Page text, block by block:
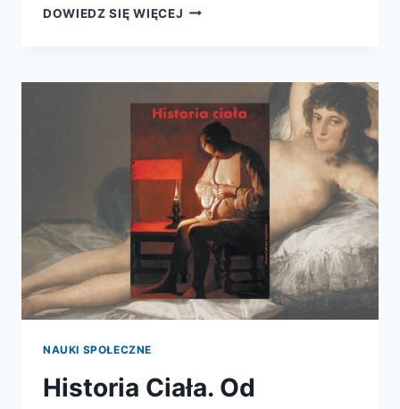
DOWIEDZ SIĘ WIĘCEJ HISTORIA
DO
I
WOJNY
ŚWIATOWEJ
NAUKI SPOŁECZNE
Historia Ciała. Od